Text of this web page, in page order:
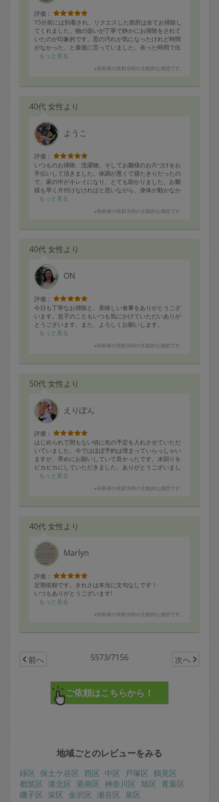
評価：
15分前には到着され、リクエスした箇所は全てお掃除し
てくれました。物の扱いが丁寧で静かにお掃除をされて
いたのが印象的です。窓の汚れが気になったけれど時間
がなかった、と最後に言っていました。余った時間で出
来ることを考えながら動いているところにプロ意識を感
もっと見る
※依頼者の依頼当時の主観的な感想です。
40代 女性より
ようこ
評価：
いつものお掃除、洗濯物、そしてお雛様のお片づけをお
手伝いして頂きました。体調が悪くて寝たきりだったの
で、家の中がキレイになり、とても助かりました。お雛
様も早く片付けなければと思いながら、身体が動かなか
ったので、本当に助かりました。ありがとうございまし
また次回もどうぞよろしくお願い致します。
もっと見る
※依頼者の依頼当時の主観的な感想です。
40代 女性より
ON
評価：
今日も丁寧なお掃除と、美味しい食事をありがとうござ
います。息子のこともいつも気にかけていただいありが
とうございます。また、よろしくお願いします。
もっと見る
※依頼者の依頼当時の主観的な感想です。
50代 女性より
えりぽん
評価：
はじめられて間もない頃に先の予定を入れさせていただ
いていました。今ではほぼ予約は埋まっていらっしゃい
ますが、早めにお願いしていて良かったです。水回りを
ピカピカにしていただきました。ありがとうございまし
た。もっと見る
※依頼者の依頼当時の主観的な感想です。
40代 女性より
Marlyn
評価：
定期依頼です。きれさは本当に文句なしです！
いつもありがとうございます!
もっと見る
※依頼者の依頼当時の主観的な感想です。
前へ 5573/7156 次へ
地域ごとのレビューをみる
緑区 保土ケ谷区 西区 中区 戸塚区 鶴見区
都筑区 港北区 港南区 神奈川区 旭区 青葉区
磯子区 栄区 金沢区 瀬谷区 泉区